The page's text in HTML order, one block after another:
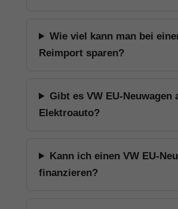
Wie viel kann man bei
Reimport sparen?
Gibt es VW EU-Neuwagen
Elektroauto?
Kann ich einen VW EU-
finanzieren?